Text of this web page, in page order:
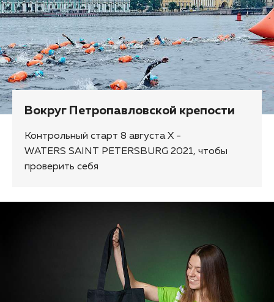
Вокруг Петропавловской крепости
Контрольный старт 8 августа X -
WATERS SAINT PETERSBURG 2021, чтобы
проверить себя